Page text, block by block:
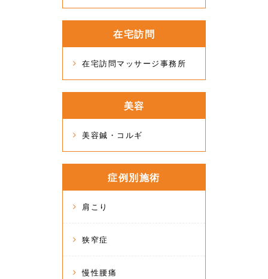
在宅訪問
在宅訪問マッサージ事務所
美容
美容鍼・コルギ
症例別施術
肩こり
狭窄症
慢性腰痛